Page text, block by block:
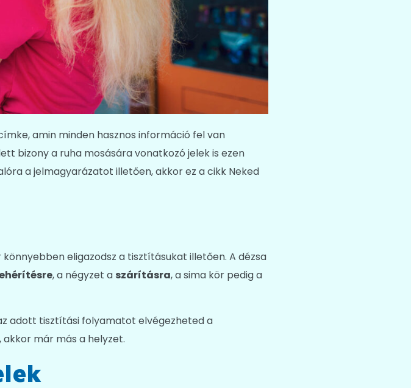
amin minden hasznos információ fel van
bizony a ruha mosására vonatkozó jelek is ezen
a jelmagyarázatot illetően, akkor ez a cikk Neked
eligazodsz a tisztításukat illetően. A dézsa
, a négyzet a szárításra, a sima kör pedig a
adott tisztítási folyamatot elvégezheted a
akkor már más a helyzet.